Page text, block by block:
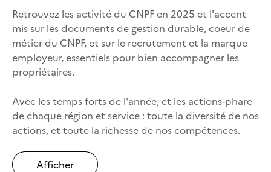
Retrouvez les activité du CNPF en 2025 et l'accent
mis sur les documents de gestion durable, coeur de
métier du CNPF, et sur le recrutement et la marque
employeur, essentiels pour bien accompagner les
propriétaires.
Avec les temps forts de l'année, et les actions-phare
de chaque région et service : toute la diversité de nos
actions, et toute la richesse de nos compétences.
Afficher